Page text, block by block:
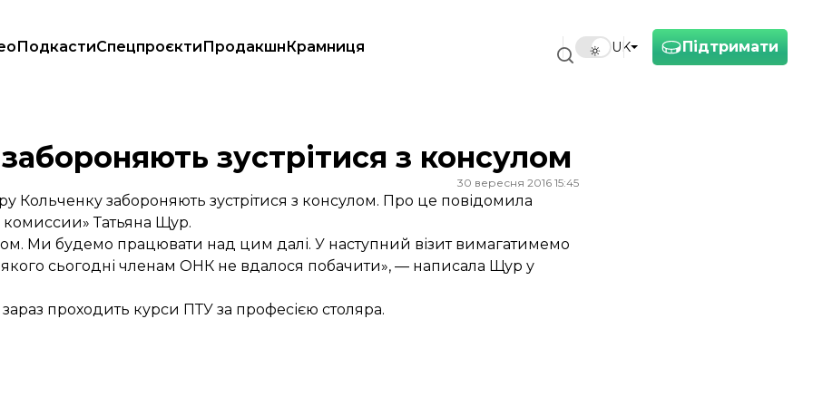
Підтримати
UK
ПодкастиСпецпроєктиПродакшнКрамниця
зустрітися з консулом
30 вересня 2016 15:45
Кольченку забороняють зустрітися з консулом. Про це повідомила
Татьяна Щур.
Ми будемо працювати над цим далі. У наступний візит вимагатимемо
якого сьогодні членам ОНК не вдалося побачити», — написала Щур у
проходить курси ПТУ за професією столяра.